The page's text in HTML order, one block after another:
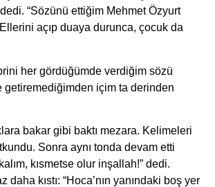
dedi. “Sözünü ettiğim Mehmet Özyurt
Ellerini açıp duaya durunca, çocuk da
her gördüğümde verdiğim sözü
getiremediğimden içim ta derinden
bakar gibi baktı mezara. Kelimeleri
Sonra aynı tonda devam etti
kısmetse olur inşallah!” dedi.
daha kıstı: “Hoca’nın yanındaki boş yer